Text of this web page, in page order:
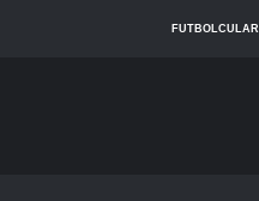
FUTBOLCULAR